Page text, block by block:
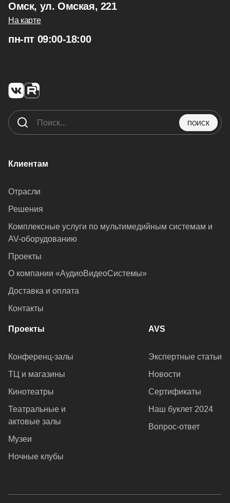
Омск, ул. Омская, 221
На карте
пн-пт 09:00-18:00
ПОИСК
Клиентам
Отрасли
Решения
Комплексные услуги по мультимедийным системам и
AV-оборудованию
Проекты
О компании «АудиоВидеоСистемы»
Доставка и оплата
Контакты
Проекты
Конференц-залы
ТЦ и магазины
Кинотеатры
Театральные и
актовые залы
Музеи
Ночные клубы
AVS
Экспертные статьи
Новости
Сертификаты
Наш буклет 2024
Вопрос-ответ